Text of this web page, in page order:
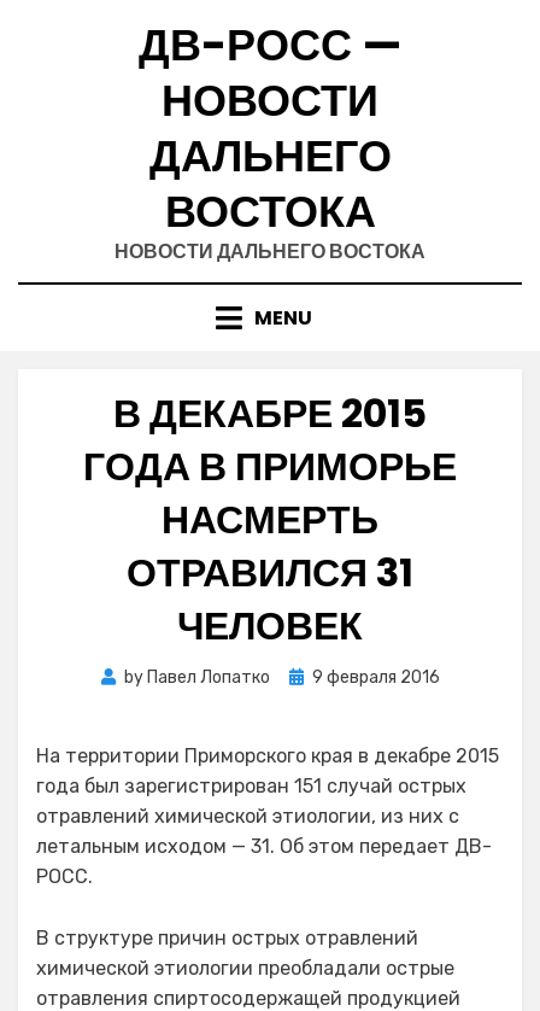
ДВ-РОСС —
НОВОСТИ
ДАЛЬНЕГО
ВОСТОКА
НОВОСТИ ДАЛЬНЕГО ВОСТОКА
MENU
В ДЕКАБРЕ 2015
ГОДА В ПРИМОРЬЕ
НАСМЕРТЬ
ОТРАВИЛСЯ 31
ЧЕЛОВЕК
by Павел Лопатко
Posted
9 февраля 2016
На территории Приморского края в декабре 2015
года был зарегистрирован 151 случай острых
отравлений химической этиологии, из них с
летальным исходом — 31. Об этом передает ДВ-
РОСС.
В структуре причин острых отравлений
химической этиологии преобладали острые
отравления спиртосодержащей продукцией